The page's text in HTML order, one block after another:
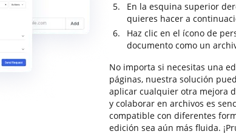
En la esquina superior
quieres hacer a
Haz clic en el ícono de
documento como un
No importa si necesitas una
páginas, nuestra solución
aplicar cualquier otra mejora
y colaborar en archivos es
compatible con diferentes
edición sea aún más fluida.